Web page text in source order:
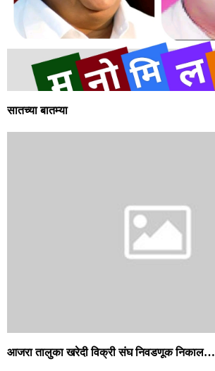
सातच्या बातम्या
आजरा तालुका खरेदी विक्री संघ निवडणूक निकाल…